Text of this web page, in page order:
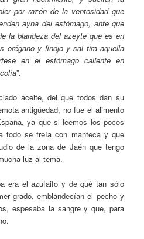
por razón de la ventosidad que
ayna del estómago, ante que
la blandeza del azeyte que es en
orégano y finojo y sal tira aquella
en el estómago caliente en
”.
aceite, del que todos dan su
antigüedad, no fue el alimento
ya que si leemos los pocos
todo se freía con manteca y que
de la zona de Jaén que tengo
luz al tema.
era el azufaifo y de qué tan sólo
grado, emblandecían el pecho y
espesaba la sangre y que, para